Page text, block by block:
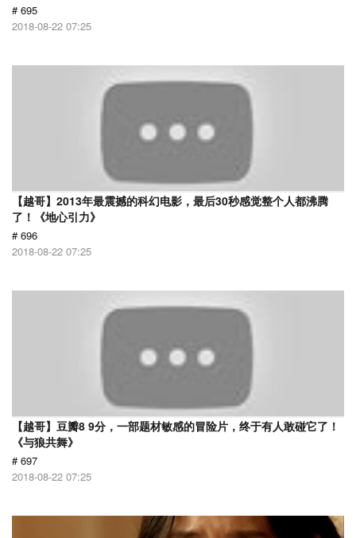
# 695
2018-08-22 07:25
【越哥】2013年最震撼的科幻电影，最后30秒感觉整个人都沸腾
了！《地心引力》
# 696
2018-08-22 07:25
【越哥】豆瓣8 9分，一部题材敏感的冒险片，终于有人敢碰它了！
《与狼共舞》
# 697
2018-08-22 07:25